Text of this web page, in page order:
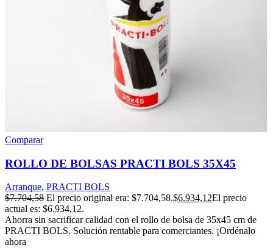
Comparar
ROLLO DE BOLSAS PRACTI BOLS 35X45
Arranque, PRACTI BOLS
$7.704,58 El precio original era: $7.704,58.$6.934,12El precio
actual es: $6.934,12.
Ahorra sin sacrificar calidad con el rollo de bolsa de 35x45 cm de
PRACTI BOLS. Solución rentable para comerciantes. ¡Ordénalo
ahora